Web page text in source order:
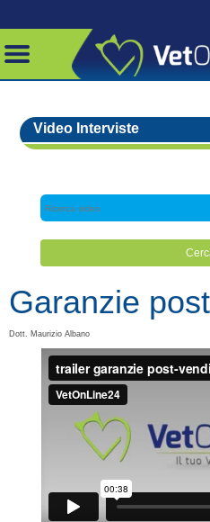
Video Interviste
Garanzie
Dott. Maurizio Albano